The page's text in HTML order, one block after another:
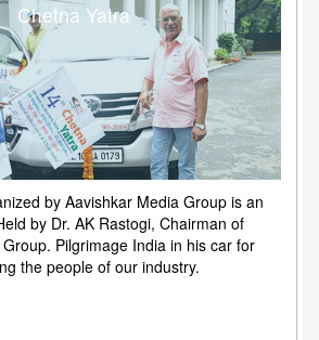
Chetna Yatra
by Aavishkar Media Group is an
by Dr. AK Rastogi, Chairman of
Pilgrimage India in his car for
the people of our industry.